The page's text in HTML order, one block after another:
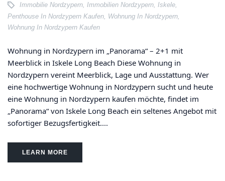
Immobilie Nordzypern Immobilien Nordzypern Iskele
Penthouse In Nordzypern Kaufen Wohnung In Nordzypern
Wohnung In Nordzypern Kaufen
Wohnung in Nordzypern im „Panorama“ – 2+1 mit
Meerblick in Iskele Long Beach Diese Wohnung in
Nordzypern vereint Meerblick, Lage und Ausstattung. Wer
eine hochwertige Wohnung in Nordzypern sucht und heute
eine Wohnung in Nordzypern kaufen möchte, findet im
„Panorama“ von Iskele Long Beach ein seltenes Angebot mit
sofortiger Bezugsfertigkeit....
LEARN MORE